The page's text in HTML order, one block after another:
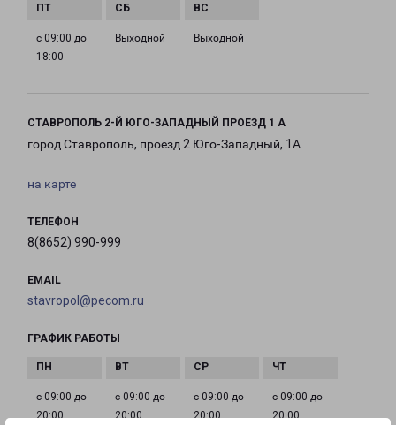
с 09:00 до
18:00
Выходной Выходной
СТАВРОПОЛЬ 2-Й ЮГО-ЗАПАДНЫЙ ПРОЕЗД 1 А
город Ставрополь, проезд 2 Юго-Западный, 1А
на карте
ТЕЛЕФОН
8(8652) 990-999
EMAIL
stavropol@pecom.ru
ГРАФИК РАБОТЫ
с 09:00 до
20:00
с 09:00 до
20:00
с 09:00 до
20:00
с 09:00 до
20:00